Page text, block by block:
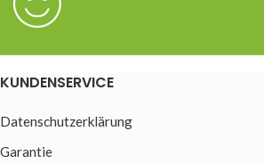
KUNDENSERVICE
Datenschutzerklärung
Garantie